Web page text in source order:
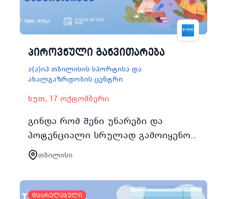
პიროვნული განვითარება
ა(ა)იპ თბილისის სპორტისა და
ახალგაზრდობის ცენტრი
ხუთ, 17 ოქტომბერი
გინდა რომ შენი უნარები და
პოტენციალი სრულად გამოიყენო
თბილისის სპორტისა და
ახალგაზრდობის ცენტრი
გთავაზობთ ტრენინგკურსს
პიროვნული განვითარება სადაც
თბილისი
დასრულებული